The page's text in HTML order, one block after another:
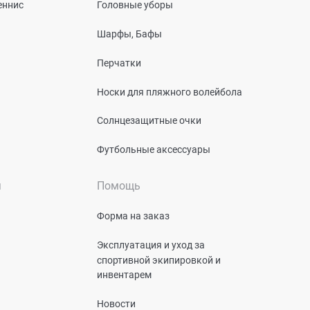
Головные уборы
Шарфы, Бафы
Перчатки
Носки для пляжного волейбола
Солнцезащитные очки
Футбольные аксессуары
Помощь
Форма на заказ
Эксплуатация и уход за
спортивной экипировкой и
инвентарем
Новости